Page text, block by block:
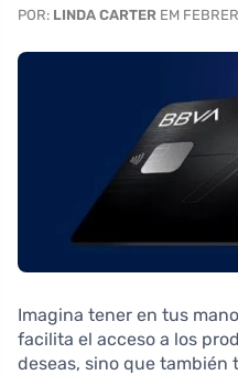
POR: LINDA CARTER EM
Imagina tener en tus
facilita el acceso a los
deseas, sino que también